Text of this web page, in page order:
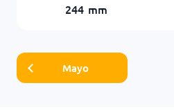
244 mm
Mayo